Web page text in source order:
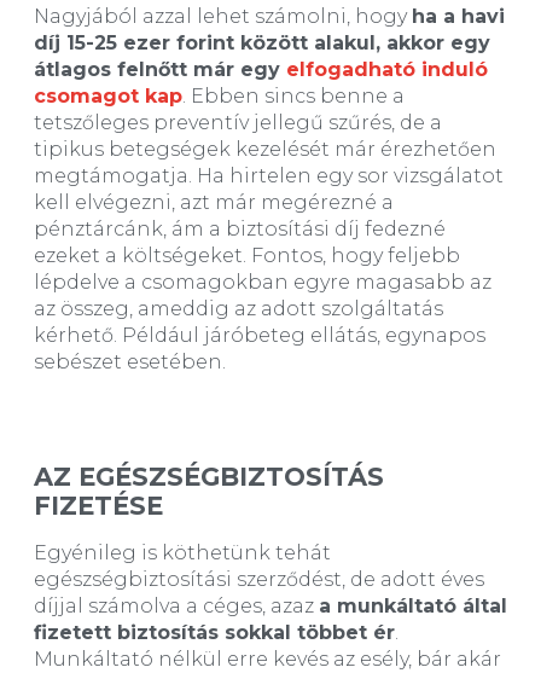
Nagyjából azzal lehet számolni, hogy ha a havi
díj 15-25 ezer forint között alakul, akkor egy
átlagos felnőtt már egy elfogadható induló
csomagot kap. Ebben sincs benne a
tetszőleges preventív jellegű szűrés, de a
tipikus betegségek kezelését már érezhetően
megtámogatja. Ha hirtelen egy sor vizsgálatot
kell elvégezni, azt már megérezné a
pénztárcánk, ám a biztosítási díj fedezné
ezeket a költségeket. Fontos, hogy feljebb
lépdelve a csomagokban egyre magasabb az
az összeg, ameddig az adott szolgáltatás
kérhető. Például járóbeteg ellátás, egynapos
sebészet esetében.
AZ EGÉSZSÉGBIZTOSÍTÁS
FIZETÉSE
Egyénileg is köthetünk tehát
egészségbiztosítási szerződést, de adott éves
díjjal számolva a céges, azaz a munkáltató által
fizetett biztosítás sokkal többet ér.
Munkáltató nélkül erre kevés az esély, bár akár